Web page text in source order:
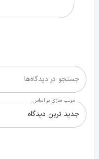
جستجو در دیدگاه‌ها
مرتب سازی بر اساس
جدید ترین دیدگاه